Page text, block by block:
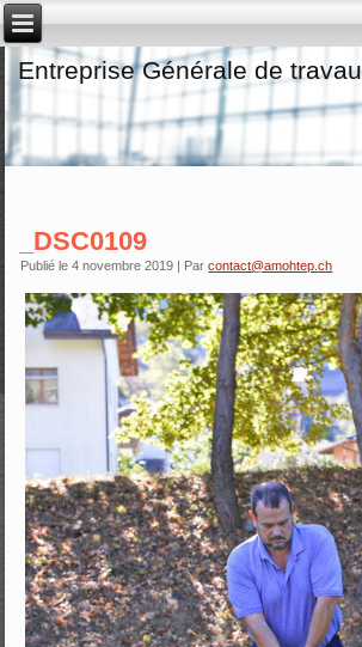
Entreprise Générale de
_DSC0109
Publié le 4 novembre 2019 | Par contact@amohtep.ch